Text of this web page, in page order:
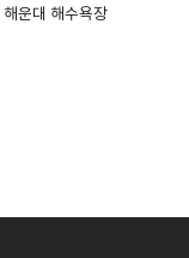
운대 해수욕장